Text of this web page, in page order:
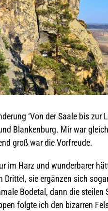
‘Von der Saale bis zur
Blan­ken­burg. Mir war
groß war die Vorfreude.
im Harz und wun­der­ba­rer
sie ergän­zen sich
Bode­tal, dann die stei­len
folgte ich den bizar­ren